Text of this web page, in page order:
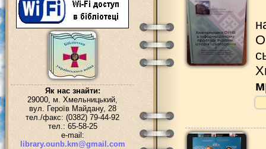
Як нас знайти:
29000, м. Хмельницький,
вул. Героїв Майдану, 28
тел./факс: (0382) 79-44-92
тел.: 65-58-25
e-mail:
library.ounb.km@gmail.com